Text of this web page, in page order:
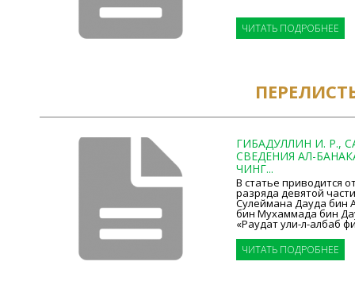
ЧИТАТЬ ПОДРОБНЕЕ
ГИБАДУЛЛИН И. Р.,
СВЕДЕНИЯ АЛ-
ЧИНГ...
В статье приводится
разряда девятой
Сулеймана Дауда бин
бин Мухаммада бин
«Раудат ули-л-албаб
ЧИТАТЬ ПОДРОБНЕЕ